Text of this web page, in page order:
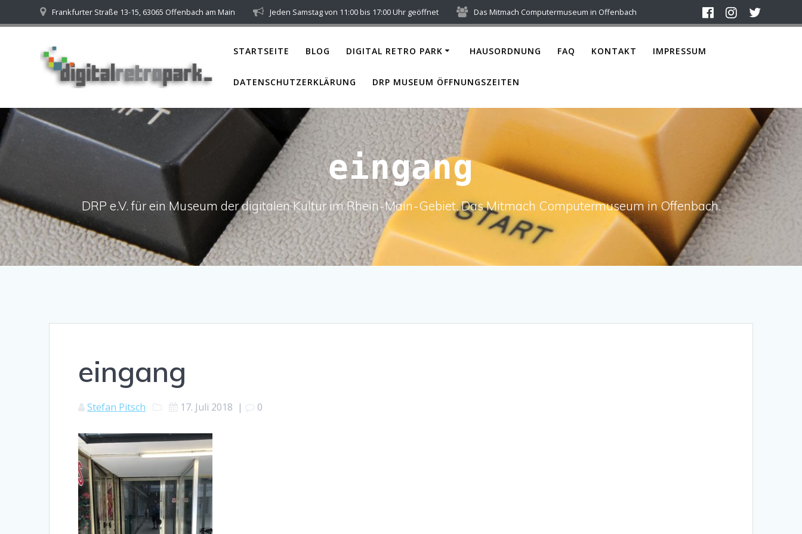
to
Frankfurter Straße 13-15, 63065 Offenbach am Main Jeden Samstag von 11:00 bis 17:00 Uhr geöffnet Das Mitmach Computermuseum in Offenbach
STARTSEITE BLOG DIGITAL RETRO PARK HAUSORDNUNG FAQ KONTAKT IMPRESSUM
DATENSCHUTZERKLÄRUNG DRP MUSEUM ÖFFNUNGSZEITEN
eingang
DRP e.V. für ein Museum der digitalen Kultur im Rhein-Main-Gebiet. Das Mitmach Computermuseum in Offenbach.
eingang
Stefan Pitsch 17. Juli 2018 | 0